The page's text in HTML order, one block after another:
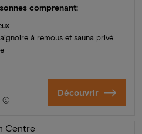
comprenant:
à remous et sauna privé
Découvrir